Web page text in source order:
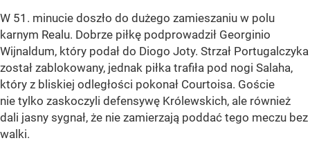
W 51. minucie doszło do dużego zamieszaniu w polu
karnym Realu. Dobrze piłkę podprowadził Georginio
Wijnaldum, który podał do Diogo Joty. Strzał Portugalczyka
został zablokowany, jednak piłka trafiła pod nogi Salaha,
który z bliskiej odległości pokonał Courtoisa. Goście
nie tylko zaskoczyli defensywę Królewskich, ale również
dali jasny sygnał, że nie zamierzają poddać tego meczu bez
walki.